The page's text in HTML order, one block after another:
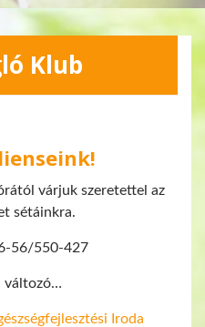
Klub
várjuk szeretettel az
sétáinkra.
56/550-427
változó…
Iroda